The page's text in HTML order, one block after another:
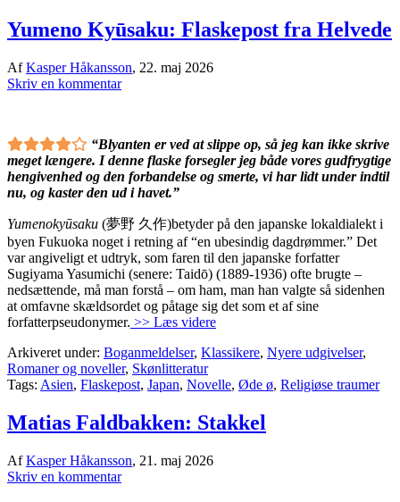
Yumeno Kyūsaku: Flaskepost fra Helvede
AfKasper Håkansson, 22. maj 2026
Skriv en kommentar
“Blyanten er ved at slippe op, så jeg kan ikke skrive
meget længere. I denne flaske forsegler jeg både vores gudfrygtige
hengivenhed og den forbandelse og smerte, vi har lidt under indtil
nu, og kaster den ud i havet.”
Yumenokyūsaku (夢野 久作)betyder på den japanske lokaldialekt i
byen Fukuoka noget i retning af “en ubesindig dagdrømmer.” Det
var angiveligt et udtryk, som faren til den japanske forfatter
Sugiyama Yasumichi (senere: Taidō) (1889-1936) ofte brugte –
nedsættende, må man forstå – om ham, man han valgte så sidenhen
at omfavne skældsordet og påtage sig det som et af sine
forfatterpseudonymer. >> Læs videre
Arkiveret under: Boganmeldelser, Klassikere, Nyere udgivelser,
Romaner og noveller, Skønlitteratur
Tags: Asien, Flaskepost, Japan, Novelle, Øde ø, Religiøse traumer
Matias Faldbakken: Stakkel
AfKasper Håkansson, 21. maj 2026
Skriv en kommentar